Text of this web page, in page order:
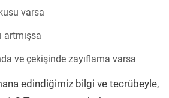
varsa
artmışsa
ve çekişinde zayıflama varsa
edindiğimiz bilgi ve tecrübeyle,